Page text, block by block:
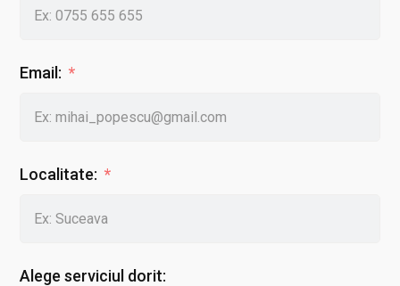
Email:
Localitate:
Alege serviciul dorit: